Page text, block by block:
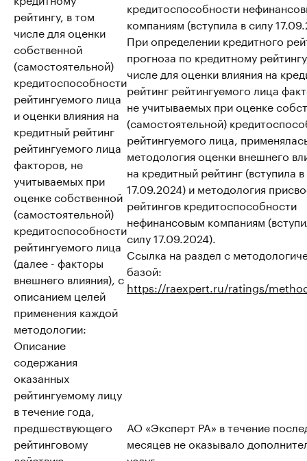
рейтингу, в том
числе для оценки
собственной
(самостоятельной)
кредитоспособности
рейтингуемого лица
и оценки влияния на
кредитный рейтинг
рейтингуемого лица
факторов, не
учитываемых при
оценке собственной
(самостоятельной)
кредитоспособности
рейтингуемого лица
(далее - факторы
внешнего влияния), с
описанием целей
применения каждой
методологии:
кредитоспособности
компаниям (вступила в силу
При определении кредитного
прогноза по кредитному
числе для оценки влияния на
рейтинг рейтингуемого лица
не учитываемых при оценке
(самостоятельной)
рейтингуемого лица,
методология оценки внешнего
на кредитный рейтинг (вступила
17.09.2024) и методология
рейтингов кредитоспособности
нефинансовым компаниям
силу 17.09.2024).
Ссылка на раздел с
базой:
https://raexpert.ru/ratings/
Описание
содержания
оказанных
рейтингуемому лицу
в течение года,
предшествующего
рейтинговому
АО «Эксперт РА» в течение
месяцев не оказывало